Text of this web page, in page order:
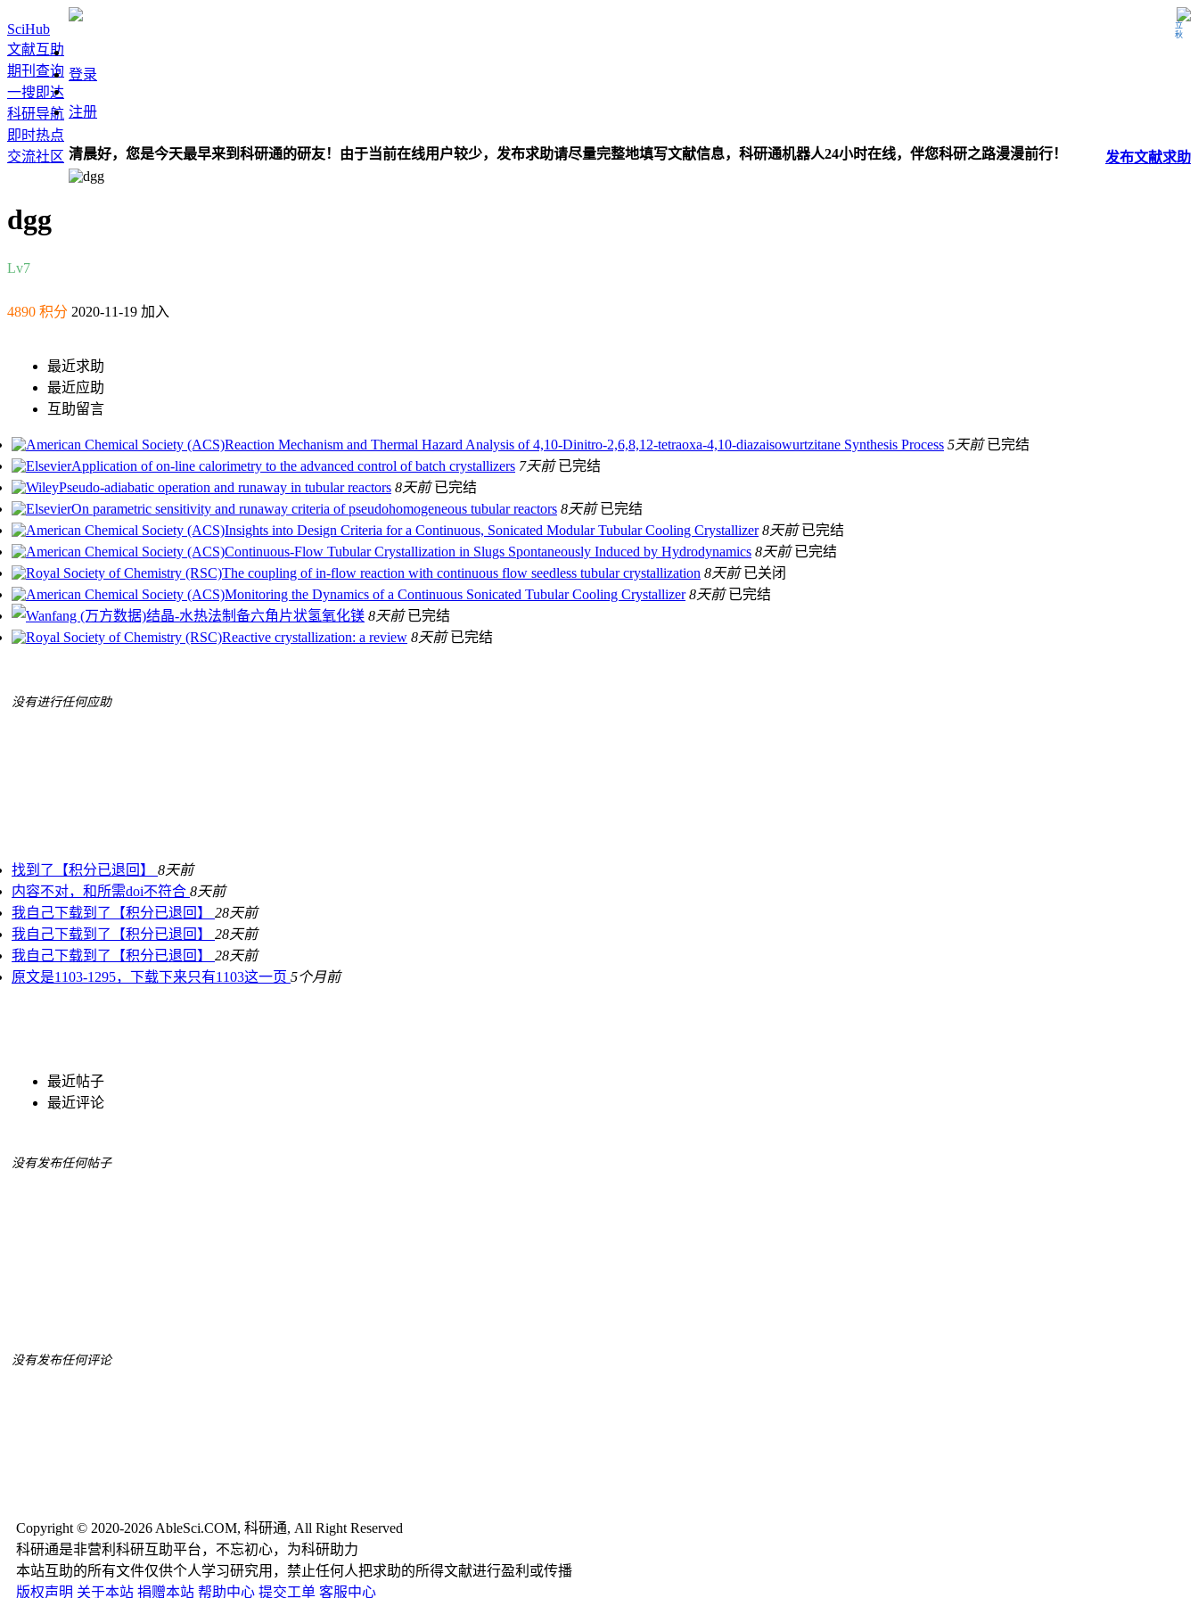
立秋
SciHub
文献互助
期刊查询
一搜即达
科研导航
即时热点
交流社区
登录
注册
发布文献求助
清晨好，您是今天最早来到科研通的研友！由于当前在线用户较少，发布求助请尽量完整地填写文献信息，科研通机器人24小时在线，伴您科研之路漫漫前行！
dgg
Lv7
4890 积分 2020-11-19 加入
最近求助
最近应助
互助留言
Reaction Mechanism and Thermal Hazard Analysis of 4,10-Dinitro-2,6,8,12-tetraoxa-4,10-diazaisowurtzitane Synthesis Process 5天前 已完结
Application of on-line calorimetry to the advanced control of batch crystallizers 7天前 已完结
Pseudo‐adiabatic operation and runaway in tubular reactors 8天前 已完结
On parametric sensitivity and runaway criteria of pseudohomogeneous tubular reactors 8天前 已完结
Insights into Design Criteria for a Continuous, Sonicated Modular Tubular Cooling Crystallizer 8天前 已完结
Continuous-Flow Tubular Crystallization in Slugs Spontaneously Induced by Hydrodynamics 8天前 已完结
The coupling of in-flow reaction with continuous flow seedless tubular crystallization 8天前 已关闭
Monitoring the Dynamics of a Continuous Sonicated Tubular Cooling Crystallizer 8天前 已完结
结晶-水热法制备六角片状氢氧化镁 8天前 已完结
Reactive crystallization: a review 8天前 已完结
没有进行任何应助
找到了【积分已退回】 8天前
内容不对，和所需doi不符合 8天前
我自己下载到了【积分已退回】 28天前
我自己下载到了【积分已退回】 28天前
我自己下载到了【积分已退回】 28天前
原文是1103-1295，下载下来只有1103这一页 5个月前
最近帖子
最近评论
没有发布任何帖子
没有发布任何评论
Copyright © 2020-2026 AbleSci.COM, 科研通, All Right Reserved
科研通是非营利科研互助平台，不忘初心，为科研助力
本站互助的所有文件仅供个人学习研究用，禁止任何人把求助的所得文献进行盈利或传播
版权声明 关于本站 捐赠本站 帮助中心 提交工单 客服中心